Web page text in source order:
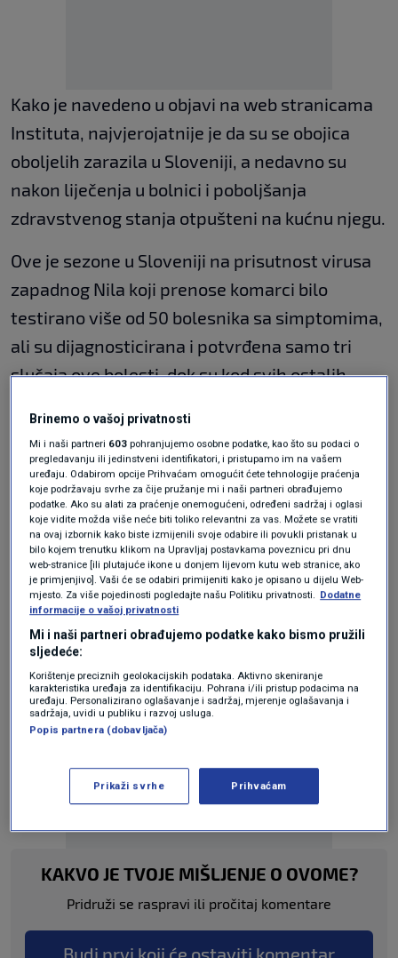
Kako je navedeno u objavi na web stranicama
Instituta, najvjerojatnije je da su se obojica
oboljelih zarazila u Sloveniji, a nedavno su
nakon liječenja u bolnici i poboljšanja
zdravstvenog stanja otpušteni na kućnu njegu.
Ove je sezone u Sloveniji na prisutnost virusa
zapadnog Nila koji prenose komarci bilo
testirano više od 50 bolesnika sa simptomima,
ali su dijagnosticirana i potvrđena samo tri
slučaja ove bolesti, dok su kod svih ostalih
N1 pratite putem aplikacija zaAndroid|
iPhone/iPad|Windows| idruštvenihmreža
Twitter|Facebook|Instagram.
Teme
BOLEST ZAPADNOG NILA SLOVENIJA VIRUS ZAPADNOG NILA
KAKVO JE TVOJE MIŠLJENJE O OVOME?
Pridruži se raspravi ili pročitaj komentare
Budi prvi koji će ostaviti komentar
Brinemo o vašoj privatnosti
Mi i naši partneri 603 pohranjujemo osobne podatke, kao što su podaci o
pregledavanju ili jedinstveni identifikatori, i pristupamo im na vašem
uređaju. Odabirom opcije Prihvaćam omogućit ćete tehnologije praćenja
koje podržavaju svrhe za čije pružanje mi i naši partneri obrađujemo
podatke. Ako su alati za praćenje onemogućeni, određeni sadržaj i oglasi
koje vidite možda više neće biti toliko relevantni za vas. Možete se vratiti
na ovaj izbornik kako biste izmijenili svoje odabire ili povukli pristanak u
bilo kojem trenutku klikom na Upravljaj postavkama poveznicu pri dnu
web-stranice [ili plutajuće ikone u donjem lijevom kutu web stranice, ako
je primjenjivo]. Vaši će se odabiri primijeniti kako je opisano u dijelu Web-
mjesto. Za više pojedinosti pogledajte našu Politiku privatnosti. Dodatne
informacije o vašoj privatnosti
Mi i naši partneri obrađujemo podatke kako bismo pružili
sljedeće:
Korištenje preciznih geolokacijskih podataka. Aktivno skeniranje
karakteristika uređaja za identifikaciju. Pohrana i/ili pristup podacima na
uređaju. Personalizirano oglašavanje i sadržaj, mjerenje oglašavanja i
sadržaja, uvidi u publiku i razvoj usluga.
Popis partnera (dobavljača)
Prikaži svrhe Prihvaćam